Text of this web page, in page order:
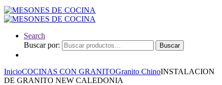
Search
Buscar por:
Buscar
InicioCOCINAS CON GRANITOGranito ChinoINSTALACION
DE GRANITO NEW CALEDONIA